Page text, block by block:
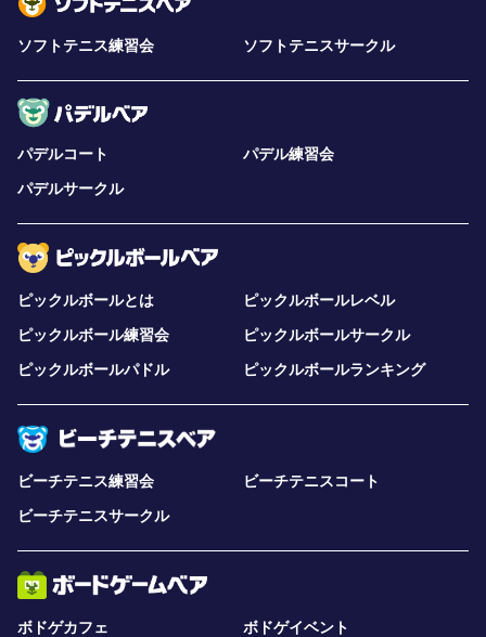
ソフトテニス練習会 ソフトテニスサークル
パデルコート
パデル練習会
パデルサークル
ピックルボールとは
ピックルボールレベル
ピックルボール練習会
ピックルボールサークル
ピックルボールパドル
ピックルボールランキング
ビーチテニス練習会
ビーチテニスコート
ビーチテニスサークル
ボドゲカフェ
ボドゲイベント